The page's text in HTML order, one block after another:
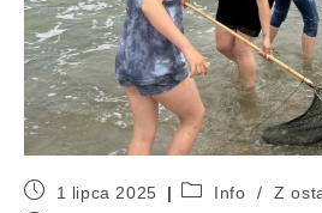
1 lipca 2025 Info /
Z